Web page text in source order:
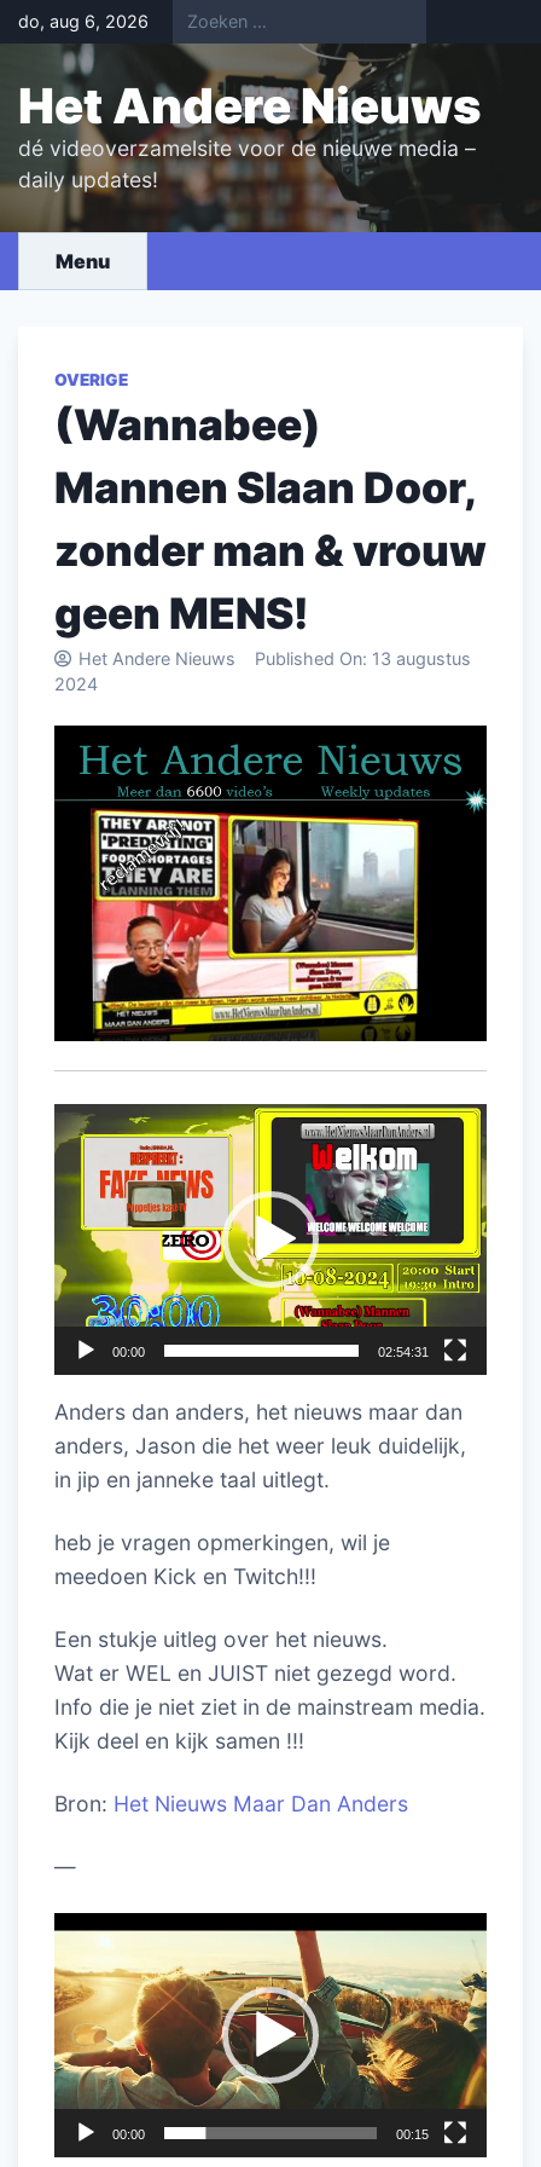
Skip
to
content
do, aug 6, 2026
Het Andere Nieuws
dé videoverzamelsite voor de nieuwe media –
daily updates!
Menu
OVERIGE
(Wannabee)
Mannen Slaan Door,
zonder man & vrouw
geen MENS!
Het Andere Nieuws Published On: 13 augustus
2024
Videospeler
00:00 02:54:31
Anders dan anders, het nieuws maar dan
anders, Jason die het weer leuk duidelijk,
in jip en janneke taal uitlegt.
heb je vragen opmerkingen, wil je
meedoen Kick en Twitch!!!
Een stukje uitleg over het nieuws.
Wat er WEL en JUIST niet gezegd word.
Info die je niet ziet in de mainstream media.
Kijk deel en kijk samen !!!
Bron: Het Nieuws Maar Dan Anders
—
Videospeler
00:00 00:15